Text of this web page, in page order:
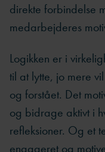
direkte forbindelse
medarbejderes
Logikken er i
til at lytte, jo mere
og forstået. Det
og bidrage aktivt i
refleksioner. Og et
engageret og